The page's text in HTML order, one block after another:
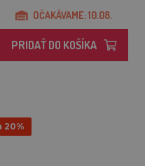
OČAKÁVAME: 10.08.
PRIDAŤ DO KOŠÍKA
20%